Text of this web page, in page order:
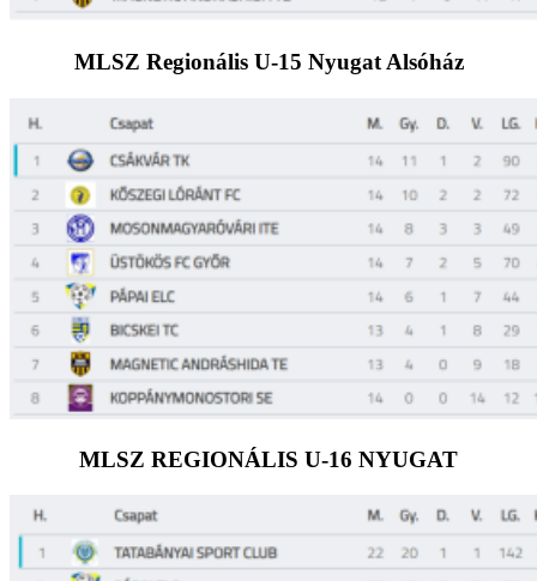
MLSZ Regionális U-15 Nyugat Alsóház
MLSZ REGIONÁLIS U-16 NYUGAT